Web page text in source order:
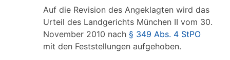
Auf die Revision des Angeklagten wird das
Urteil des Landgerichts München II vom 30.
November 2010 nach § 349 Abs. 4 StPO
mit den Feststellungen aufgehoben.